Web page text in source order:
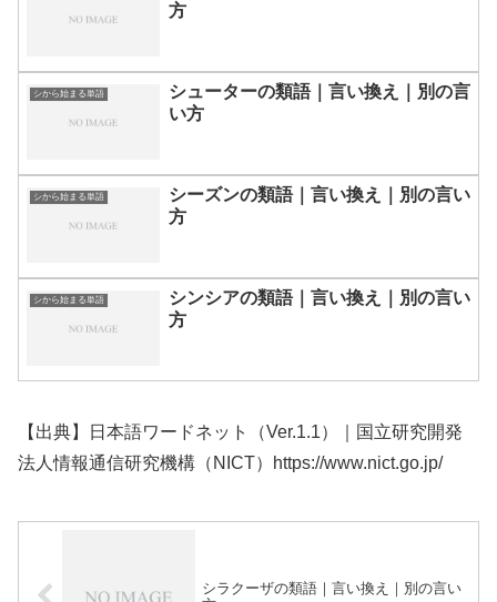
方
シから始まる単語
シューターの類語｜言い換え｜別の言
い方
シから始まる単語
シーズンの類語｜言い換え｜別の言い
方
シから始まる単語
シンシアの類語｜言い換え｜別の言い
方
【出典】日本語ワードネット（Ver.1.1）｜国立研究開発
法人情報通信研究機構（NICT）https://www.nict.go.jp/
シラクーザの類語｜言い換え｜別の言い